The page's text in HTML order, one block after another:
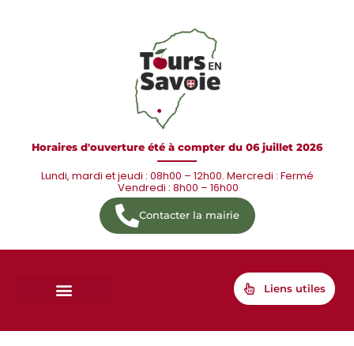
Horaires d'ouverture été à compter du 06 juillet 2026
Lundi, mardi et jeudi : 08h00 – 12h00. Mercredi : Fermé
Vendredi : 8h00 – 16h00
Contacter la mairie
Liens utiles